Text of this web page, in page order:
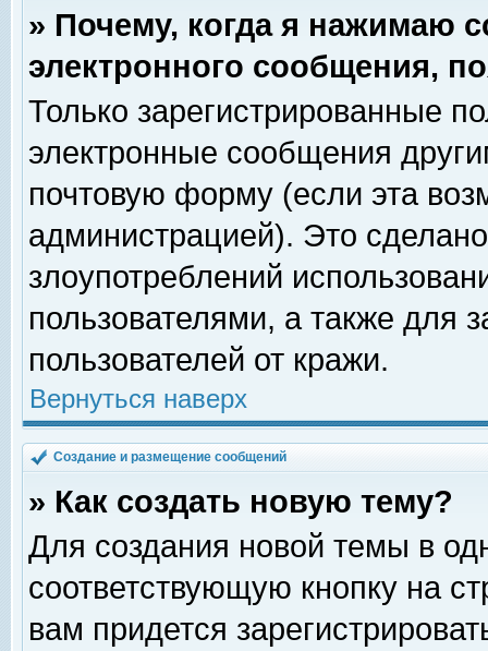
» Почему, когда я нажимаю
электронного сообщения,
Только зарегистрированные
электронные сообщения
почтовую форму (если эта
администрацией). Это
злоупотреблений
пользователями, а также для
пользователей от кражи.
Вернуться наверх
Создание и размещение сообщений
» Как создать новую тему?
Для создания новой темы в
соответствующую кнопку на
вам придется